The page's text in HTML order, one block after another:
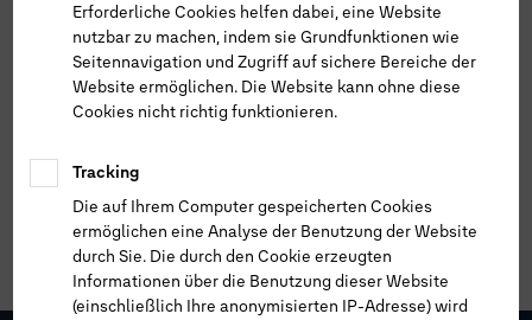
Erforderliche Cookies helfen dabei, eine Website
nutzbar zu machen, indem sie Grundfunktionen wie
Seitennavigation und Zugriff auf sichere Bereiche der
Website ermöglichen. Die Website kann ohne diese
Cookies nicht richtig funktionieren.
Tracking
Die auf Ihrem Computer gespeicherten Cookies
ermöglichen eine Analyse der Benutzung der Website
durch Sie. Die durch den Cookie erzeugten
Informationen über die Benutzung dieser Website
(einschließlich Ihre anonymisierten IP-Adresse) wird